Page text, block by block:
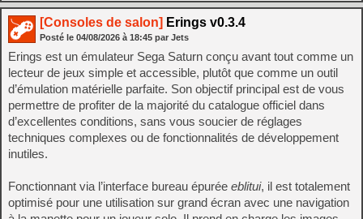
[Consoles de salon] Erings v0.3.4
Posté le 04/08/2026 à 18:45 par Jets
Erings est un émulateur Sega Saturn conçu avant tout comme un
lecteur de jeux simple et accessible, plutôt que comme un outil
d’émulation matérielle parfaite. Son objectif principal est de vous
permettre de profiter de la majorité du catalogue officiel dans
d’excellentes conditions, sans vous soucier de réglages
techniques complexes ou de fonctionnalités de développement
inutiles.
Fonctionnant via l’interface bureau épurée eblitui, il est totalement
optimisé pour une utilisation sur grand écran avec une navigation